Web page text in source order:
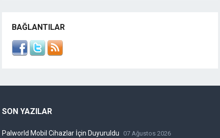
BAĞLANTILAR
SON YAZILAR
Palworld Mobil Cihazlar İçin Duyuruldu 07 Ağustos 2026